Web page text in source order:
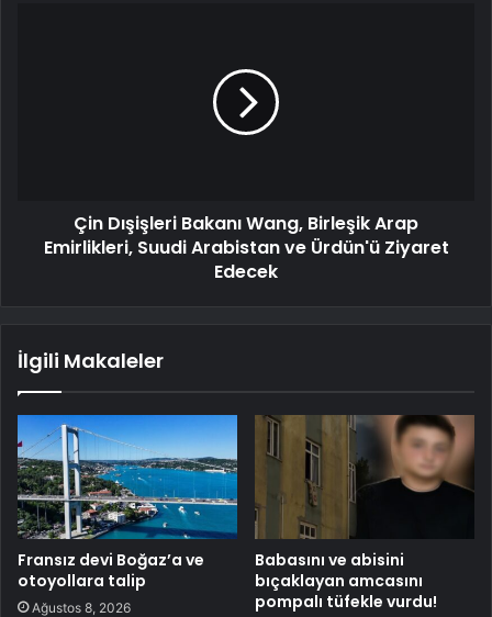
Çin Dışişleri Bakanı Wang, Birleşik Arap
Emirlikleri, Suudi Arabistan ve Ürdün'ü Ziyaret
Edecek
İlgili Makaleler
Fransız devi Boğaz’a ve
otoyollara talip
Ağustos 8, 2026
Babasını ve abisini
bıçaklayan amcasını
pompalı tüfekle vurdu!